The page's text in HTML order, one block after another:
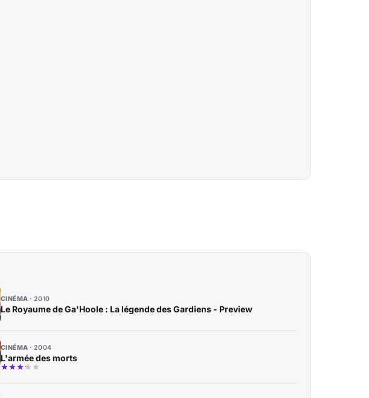
CINÉMA 2010
Le Royaume de Ga'Hoole : La légende des Gardiens - Preview
CINÉMA 2004
L'armée des morts